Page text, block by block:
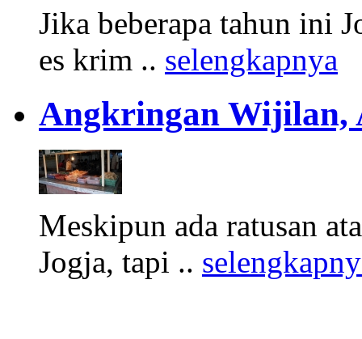
Jika beberapa tahun ini
es krim .. selengkapnya
Angkringan Wijilan,
Meskipun ada ratusan
Jogja, tapi ..